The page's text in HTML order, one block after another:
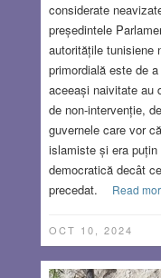
considerate
președintele
autoritățile tunisiene
primordială este de
aceeași naivitate au
de non-intervenție,
guvernele care vor
islamiste și era
democratică decât
precedat.
Read
OCT 10, 2024